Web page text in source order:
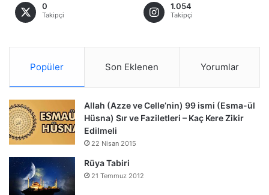
0
Takipçi
1.054
Takipçi
Popüler Son Eklenen Yorumlar
Allah (Azze ve Celle’nin) 99 ismi (Esma-ül
Hüsna) Sır ve Faziletleri – Kaç Kere Zikir
Edilmeli
22 Nisan 2015
Rüya Tabiri
21 Temmuz 2012